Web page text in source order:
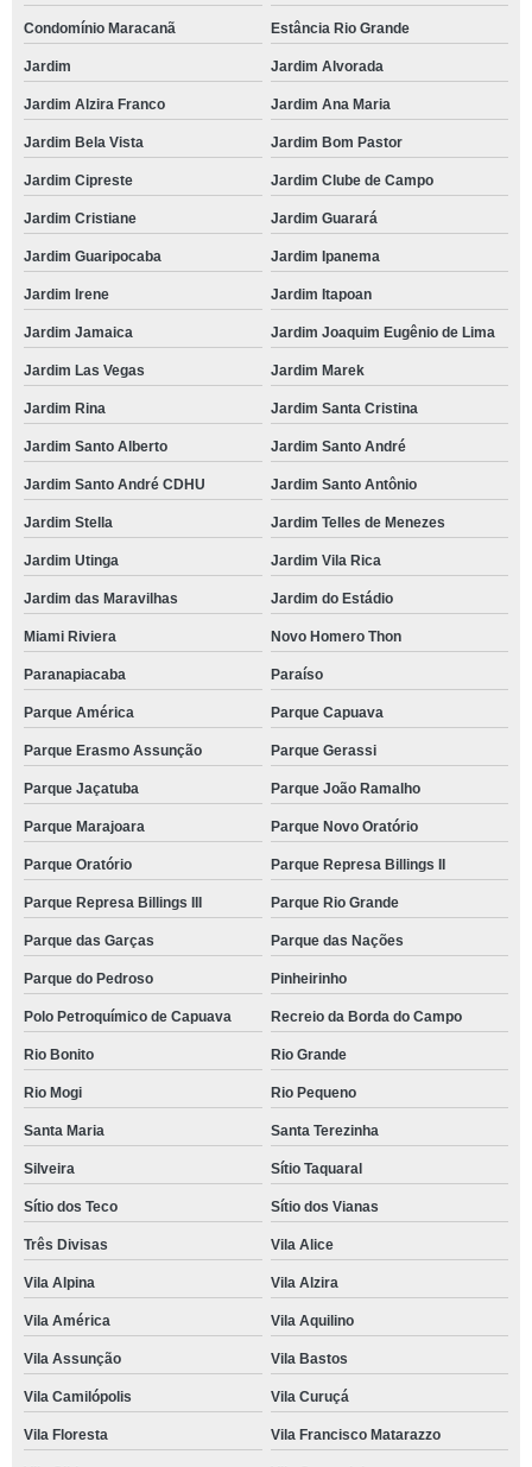
Condomínio Maracanã Estância Rio Grande
Jardim Jardim Alvorada
Jardim Alzira Franco Jardim Ana Maria
Jardim Bela Vista Jardim Bom Pastor
Jardim Cipreste Jardim Clube de Campo
Jardim Cristiane Jardim Guarará
Jardim Guaripocaba Jardim Ipanema
Jardim Irene Jardim Itapoan
Jardim Jamaica Jardim Joaquim Eugênio de Lima
Jardim Las Vegas Jardim Marek
Jardim Rina Jardim Santa Cristina
Jardim Santo Alberto Jardim Santo André
Jardim Santo André CDHU Jardim Santo Antônio
Jardim Stella Jardim Telles de Menezes
Jardim Utinga Jardim Vila Rica
Jardim das Maravilhas Jardim do Estádio
Miami Riviera Novo Homero Thon
Paranapiacaba Paraíso
Parque América Parque Capuava
Parque Erasmo Assunção Parque Gerassi
Parque Jaçatuba Parque João Ramalho
Parque Marajoara Parque Novo Oratório
Parque Oratório Parque Represa Billings II
Parque Represa Billings III Parque Rio Grande
Parque das Garças Parque das Nações
Parque do Pedroso Pinheirinho
Polo Petroquímico de Capuava Recreio da Borda do Campo
Rio Bonito Rio Grande
Rio Mogi Rio Pequeno
Santa Maria Santa Terezinha
Silveira Sítio Taquaral
Sítio dos Teco Sítio dos Vianas
Três Divisas Vila Alice
Vila Alpina Vila Alzira
Vila América Vila Aquilino
Vila Assunção Vila Bastos
Vila Camilópolis Vila Curuçá
Vila Floresta Vila Francisco Matarazzo